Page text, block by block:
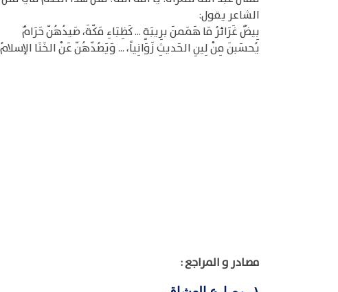
الشاعر يقول:
بِيضٌ غَرَائرُ مَا هَمَمنَ برِيبَةٍ ... كَظِبَاءِ مَكّةَ، صَيدُهُنّ حَرَامٌ
يُحسَبنَ مِنْ لِينِ الحَديثِ زَوَانِياً، ... وَيَصُدّهُنّ عَنْ الخَنَا الإسلامُ
مصادر و المراجع :